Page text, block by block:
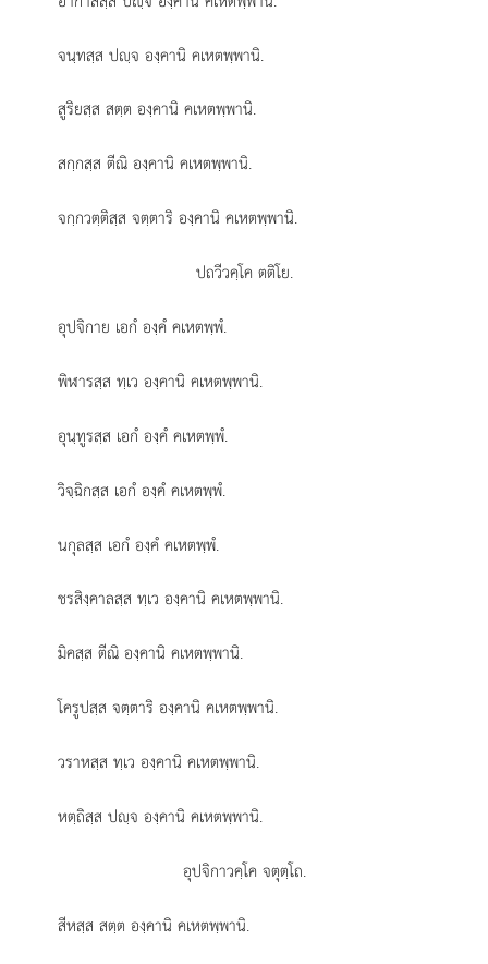
จนฺทสฺส ปฺจ องฺคานิ คเหตพฺพานิ.
สูริยสฺส สตฺต องฺคานิ คเหตพฺพานิ.
สกฺกสฺส ตีณิ องฺคานิ คเหตพฺพานิ.
จกฺกวตฺติสฺส จตฺตาริ องฺคานิ คเหตพฺพานิ.
ปถวีวคฺโค ตติโย.
อุปจิกาย เอกํ องฺคํ คเหตพฺพํ.
พิฬารสฺส ทฺเว องฺคานิ คเหตพฺพานิ.
อุนฺทูรสฺส เอกํ องฺคํ คเหตพฺพํ.
วิจฺฉิกสฺส เอกํ องฺคํ คเหตพฺพํ.
นกุลสฺส เอกํ องฺคํคเหตพฺพํ.
ชรสิงฺคาลสฺสทฺเว องฺคานิ คเหตพฺพานิ.
มิคสฺสตีณิ องฺคานิ คเหตพฺพานิ.
โครูปสฺส จตฺตาริ องฺคานิ คเหตพฺพานิ.
วราหสฺส ทฺเว องฺคานิ คเหตพฺพานิ.
หตฺถิสฺส ปฺจ องฺคานิ คเหตพฺพานิ.
อุปจิกาวคฺโค จตุตฺโถ.
สีหสฺส สตฺต องฺคานิ คเหตพฺพานิ.